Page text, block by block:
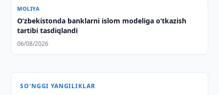
MOLIYA
O‘zbekistonda banklarni islom modeliga o‘tkazish
tartibi tasdiqlandi
06/08/2026
SO'NGGI YANGILIKLAR